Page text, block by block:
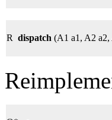
R dispatch (A1 a1, A2 a2,